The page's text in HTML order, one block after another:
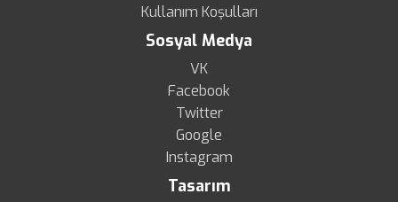
Kullanım Koşulları
Sosyal Medya
VK
Facebook
Twitter
Google
Instagram
Tasarım